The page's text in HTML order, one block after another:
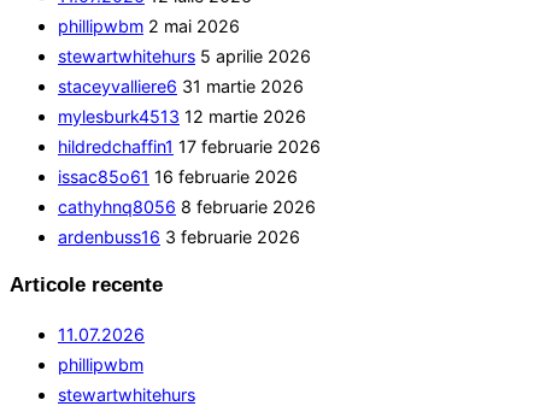
phillipwbm 2 mai 2026
stewartwhitehurs 5 aprilie 2026
staceyvalliere6 31 martie 2026
mylesburk4513 12 martie 2026
hildredchaffin1 17 februarie 2026
issac85o61 16 februarie 2026
cathyhnq8056 8 februarie 2026
ardenbuss16 3 februarie 2026
Articole recente
11.07.2026
phillipwbm
stewartwhitehurs